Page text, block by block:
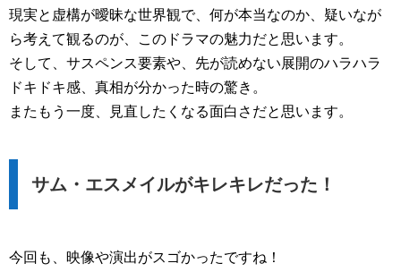
現実と虚構が曖昧な世界観で、何が本当なのか、疑いなが
ら考えて観るのが、このドラマの魅力だと思います。
そして、サスペンス要素や、先が読めない展開のハラハラ
ドキドキ感、真相が分かった時の驚き。
またもう一度、見直したくなる面白さだと思います。
サム・エスメイルがキレキレだった！
今回も、映像や演出がスゴかったですね！